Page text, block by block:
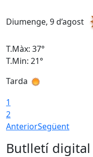
Diumenge, 9 d’agost
T.Màx: 37°
T.Min: 21°
Tarda
1
2
AnteriorSegüent
Butlletí digital